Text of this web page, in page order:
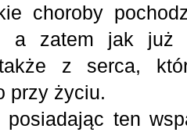
choroby
a zatem jak już
z serca,
przy życiu.
posiadając ten